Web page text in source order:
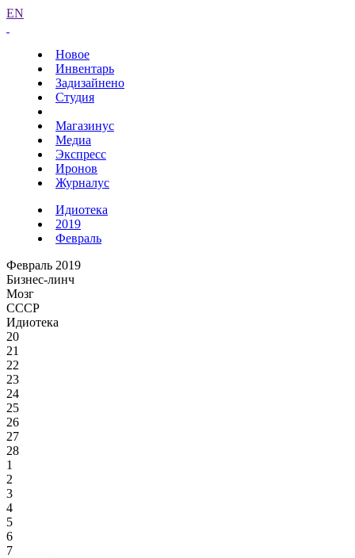
EN
Новое
Инвентарь
Задизайнено
Студия
Магазинус
Медиа
Экспресс
Иронов
Журналус
Идиотека
2019
Февраль
Февраль 2019
Бизнес-линч
Мозг
СССР
Идиотека
20
21
22
23
24
25
26
27
28
1
2
3
4
5
6
7